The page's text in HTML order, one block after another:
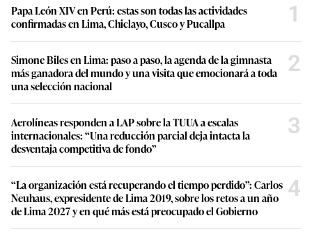
Papa León XIV en Perú: estas son todas las actividades
confirmadas en Lima, Chiclayo, Cusco y Pucallpa
1
Simone Biles en Lima: paso a paso, la agenda de la gimnasta
más ganadora del mundo y una visita que emocionará a toda
una selección nacional
2
Aerolíneas responden a LAP sobre la TUUA a escalas
internacionales: “Una reducción parcial deja intacta la
desventaja competitiva de fondo”
3
“La organización está recuperando el tiempo perdido”: Carlos
Neuhaus, expresidente de Lima 2019, sobre los retos a un año
de Lima 2027 y en qué más está preocupado el Gobierno
4